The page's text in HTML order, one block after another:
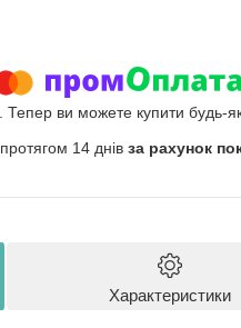
Тепер ви можете купити будь-
14 днів за рахунок
Характеристики